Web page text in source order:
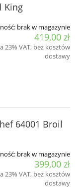
King
brak w magazynie
419,00 zł
23% VAT, bez kosztów
dostawy
64001 Broil
brak w magazynie
399,00 zł
23% VAT, bez kosztów
dostawy